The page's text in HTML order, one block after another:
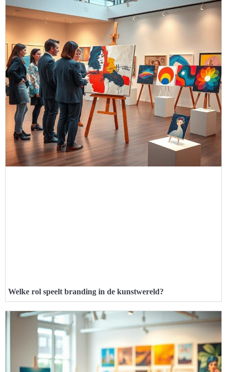
Welke rol speelt branding in de kunstwereld?